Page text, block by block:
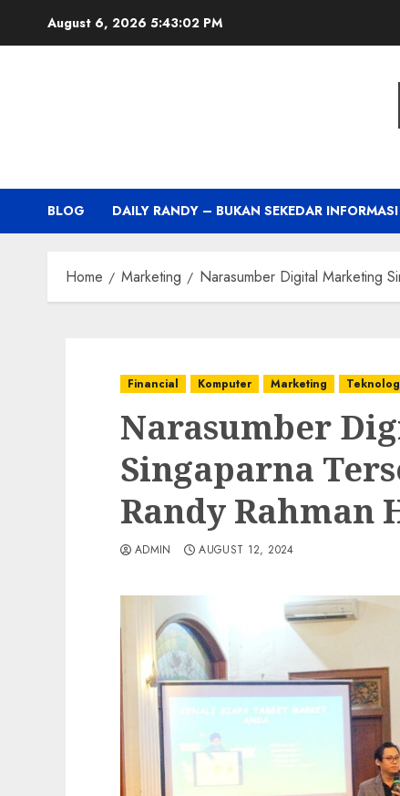
August 6, 2026 5:43:03 PM
BLOG DAILY RANDY – BUKAN SEKEDAR
Home Marketing Narasumber Digital Marketing
Financial Komputer Marketing
Narasumber
Singaparna
Randy Rahman
ADMIN AUGUST 12, 2024